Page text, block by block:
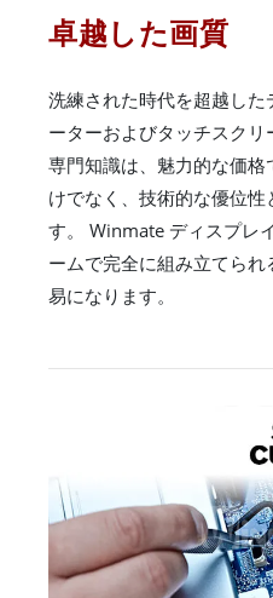
卓越した画質
洗練された時代を超越した
ーターおよびタッチスク
専門知識は、魅力的な価
けでなく、技術的な優位
す。 Winmate ディスプレ
ームで完全に組み立てら
易になります。